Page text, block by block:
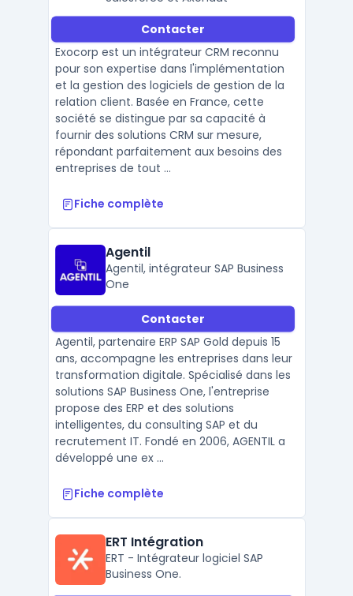
Contacter
Exocorp est un intégrateur CRM reconnu
pour son expertise dans l'implémentation
et la gestion des logiciels de gestion de la
relation client. Basée en France, cette
société se distingue par sa capacité à
fournir des solutions CRM sur mesure,
répondant parfaitement aux besoins des
entreprises de tout ...
Fiche complète
Agentil
Agentil, intégrateur SAP Business
One
Contacter
Agentil, partenaire ERP SAP Gold depuis 15
ans, accompagne les entreprises dans leur
transformation digitale. Spécialisé dans les
solutions SAP Business One, l'entreprise
propose des ERP et des solutions
intelligentes, du consulting SAP et du
recrutement IT. Fondé en 2006, AGENTIL a
développé une ex ...
Fiche complète
ERT Intégration
ERT - Intégrateur logiciel SAP
Business One.